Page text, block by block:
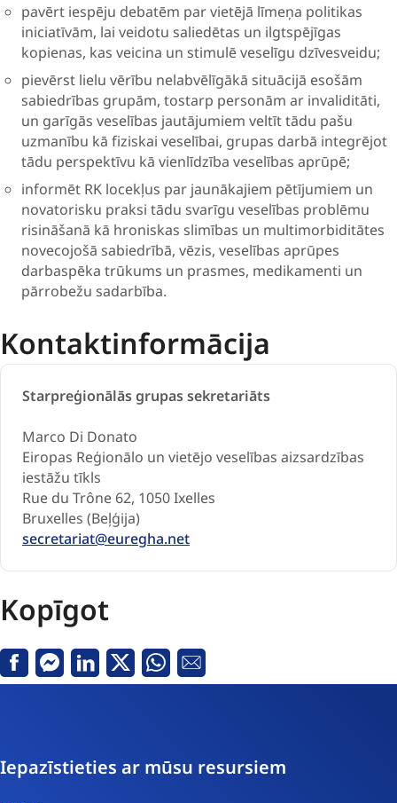
pavērt iespēju debatēm par vietējā līmeņa politikas
iniciatīvām, lai veidotu saliedētas un ilgtspējīgas
kopienas, kas veicina un stimulē veselīgu dzīvesveidu;
pievērst lielu vērību nelabvēlīgākā situācijā esošām
sabiedrības grupām, tostarp personām ar invaliditāti,
un garīgās veselības jautājumiem veltīt tādu pašu
uzmanību kā fiziskai veselībai, grupas darbā integrējot
tādu perspektīvu kā vienlīdzība veselības aprūpē;
informēt RK locekļus par jaunākajiem pētījumiem un
novatorisku praksi tādu svarīgu veselības problēmu
risināšanā kā hroniskas slimības un multimorbiditātes
novecojošā sabiedrībā, vēzis, veselības aprūpes
darbaspēka trūkums un prasmes, medikamenti un
pārrobežu sadarbība.
Kontaktinformācija
Starpreģionālās grupas sekretariāts
Marco Di Donato
Eiropas Reģionālo un vietējo veselības aizsardzības
iestāžu tīkls
Rue du Trône 62, 1050 Ixelles
Bruxelles (Beļģija)
secretariat@euregha.net
Kopīgot
FacebookMessenger
LinkedinTwitterWhatsapp
E-
Iepazīstieties ar mūsu resursiem